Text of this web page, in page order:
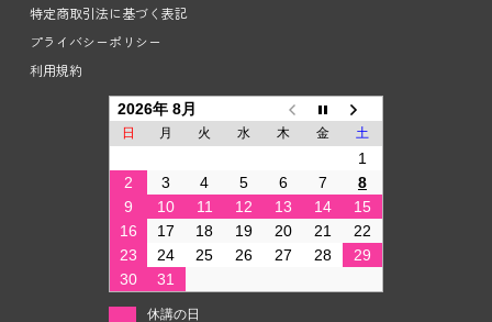
特定商取引法に基づく表記
プライバシーポリシー
利用規約
2026年 8月
日 月 火 水 木 金 土
1
2
3 4 5 6 7
8
9
10 11 12 13 14
15
16
17 18 19 20 21
22
23
24 25 26 27 28
29
30
31
休講の日